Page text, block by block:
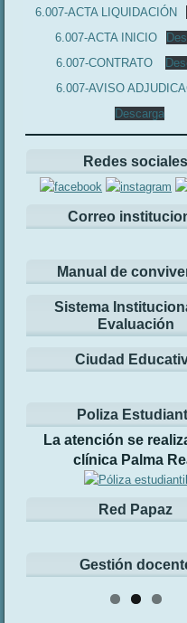
6.007-ACTA LIQUIDACIÓN
6.007-ACTA INICIO
6.007-CONTRATO
6.007-AVISO
Descarga
Redes sociales
Correo
Manual de
Sistema
Evaluación
Ciudad
Poliza
La atención se
clínica Palma
Red Papaz
Gestión